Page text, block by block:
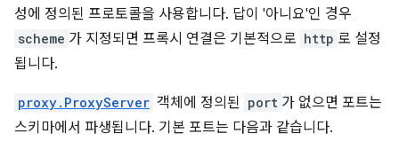
성에 정의된 프로토콜을 사용합니다. 답이 '아니요'인 경우
scheme 가 지정되면 프록시 연결은 기본적으로 http 로 설정
됩니다.
proxy.ProxyServer 객체에 정의된 port 가 없으면 포트는
스키마에서 파생됩니다. 기본 포트는 다음과 같습니다.